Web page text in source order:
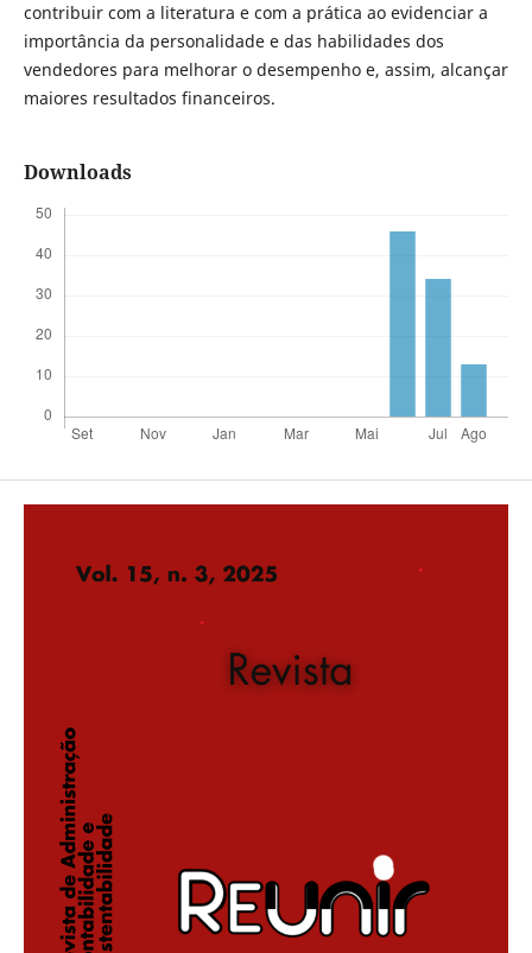
contribuir com a literatura e com a prática ao evidenciar a
importância da personalidade e das habilidades dos
vendedores para melhorar o desempenho e, assim, alcançar
maiores resultados financeiros.
Downloads